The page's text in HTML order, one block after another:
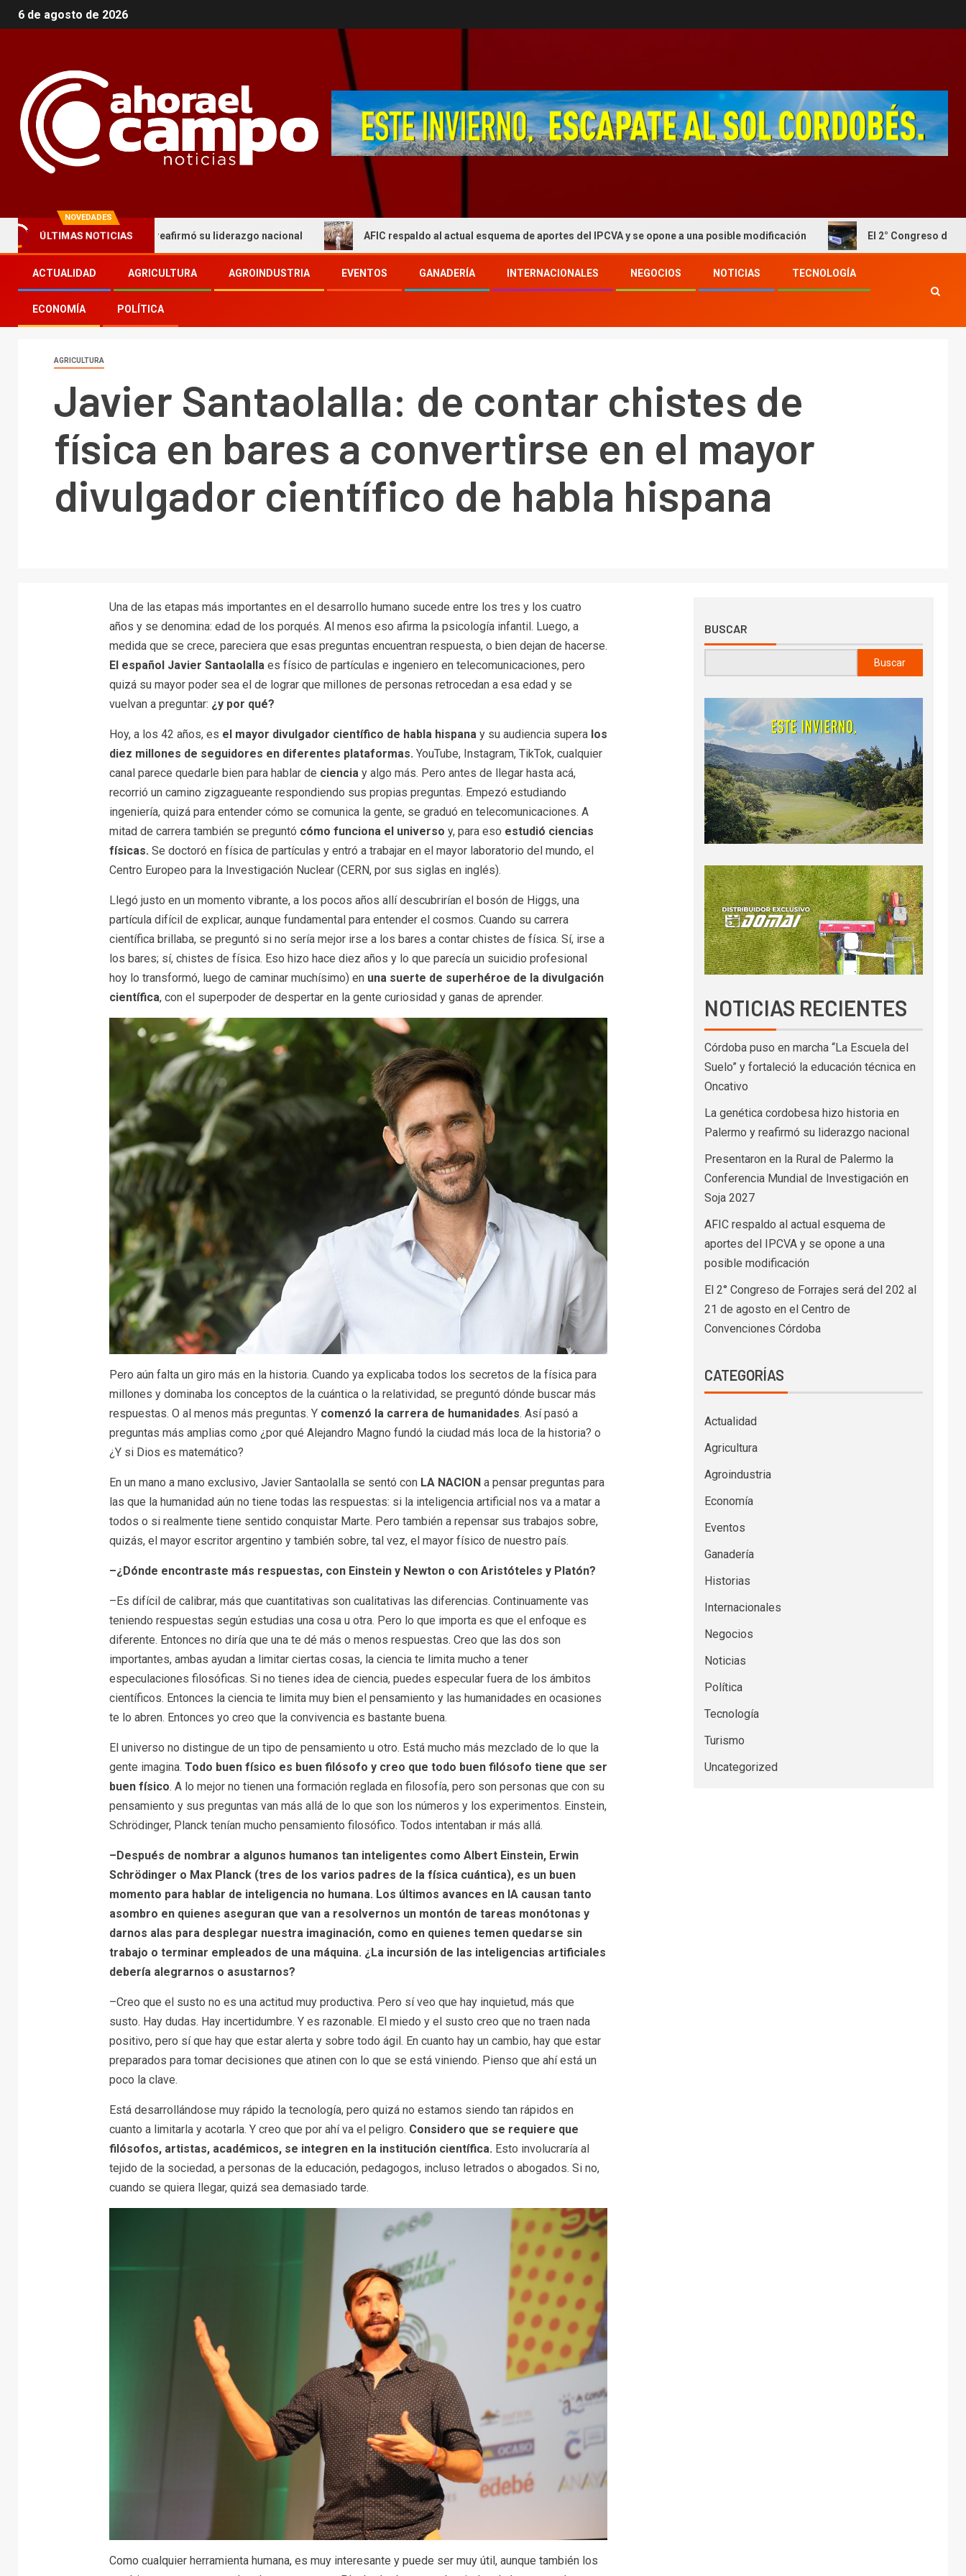
6 de agosto de 2026
NOVEDADES
ÚLTIMAS NOTICIAS
en Palermo y reafirmó su liderazgo nacional AFIC respaldo al actual esquema de aportes del IPCVA y se opone a una posible modificación El 2° Congreso de Forrajes
ACTUALIDAD AGRICULTURA AGROINDUSTRIA EVENTOS GANADERÍA INTERNACIONALES NEGOCIOS NOTICIAS TECNOLOGÍA
ECONOMÍA POLÍTICA
AGRICULTURA
Javier Santaolalla: de contar chistes de
física en bares a convertirse en el mayor
divulgador científico de habla hispana
Una de las etapas más importantes en el desarrollo humano sucede entre los tres y los cuatro
años y se denomina: edad de los porqués. Al menos eso afirma la psicología infantil. Luego, a
medida que se crece, pareciera que esas preguntas encuentran respuesta, o bien dejan de hacerse.
El español Javier Santaolallaes físico de partículas e ingeniero en telecomunicaciones, pero
quizá su mayor poder sea el de lograr que millones de personas retrocedan a esa edad y se
vuelvan a preguntar: ¿y por qué?
Hoy, a los 42 años, es el mayor divulgador científico de habla hispanay su audiencia supera los
diez millones de seguidores en diferentes plataformas. YouTube, Instagram, TikTok, cualquier
canal parece quedarle bien para hablar de cienciay algo más. Pero antes de llegar hasta acá,
recorrió un camino zigzagueante respondiendo sus propias preguntas. Empezó estudiando
ingeniería, quizá para entender cómo se comunica la gente, se graduó en telecomunicaciones. A
mitad de carrera también se preguntó cómo funciona el universo y, para eso estudió ciencias
físicas. Se doctoró en física de partículas y entró a trabajar en el mayor laboratorio del mundo, el
Centro Europeo para la Investigación Nuclear (CERN, por sus siglas en inglés).
Llegó justo en un momento vibrante, a los pocos años allí descubrirían el bosón de Higgs, una
partícula difícil de explicar, aunque fundamental para entender el cosmos. Cuando su carrera
científica brillaba, se preguntó si no sería mejor irse a los bares a contar chistes de física. Sí, irse a
los bares; sí, chistes de física. Eso hizo hace diez años y lo que parecía un suicidio profesional
hoy lo transformó, luego de caminar muchísimo) en una suerte de superhéroe de la divulgación
científica, con el superpoder de despertar en la gente curiosidad y ganas de aprender.
Pero aún falta un giro más en la historia. Cuando ya explicaba todos los secretos de la física para
millones y dominaba los conceptos de la cuántica o la relatividad, se preguntó dónde buscar más
respuestas. O al menos más preguntas. Y comenzó la carrera de humanidades. Así pasó a
preguntas más amplias como ¿por qué Alejandro Magno fundó la ciudad más loca de la historia? o
¿Y si Dios es matemático?
En un mano a mano exclusivo, Javier Santaolalla se sentó con LA NACION a pensar preguntas para
las que la humanidad aún no tiene todas las respuestas: si la inteligencia artificial nos va a matar a
todos o si realmente tiene sentido conquistar Marte. Pero también a repensar sus trabajos sobre,
quizás, el mayor escritor argentino y también sobre, tal vez, el mayor físico de nuestro país.
–¿Dónde encontraste más respuestas, con Einstein y Newton o con Aristóteles y Platón?
–Es difícil de calibrar, más que cuantitativas son cualitativas las diferencias. Continuamente vas
teniendo respuestas según estudias una cosa u otra. Pero lo que importa es que el enfoque es
diferente. Entonces no diría que una te dé más o menos respuestas. Creo que las dos son
importantes, ambas ayudan a limitar ciertas cosas, la ciencia te limita mucho a tener
especulaciones filosóficas. Si no tienes idea de ciencia, puedes especular fuera de los ámbitos
científicos. Entonces la ciencia te limita muy bien el pensamiento y las humanidades en ocasiones
te lo abren. Entonces yo creo que la convivencia es bastante buena.
El universo no distingue de un tipo de pensamiento u otro. Está mucho más mezclado de lo que la
gente imagina. Todo buen físico es buen filósofo y creo que todo buen filósofo tiene que ser
buen físico. A lo mejor no tienen una formación reglada en filosofía, pero son personas que con su
pensamiento y sus preguntas van más allá de lo que son los números y los experimentos. Einstein,
Schrödinger, Planck tenían mucho pensamiento filosófico. Todos intentaban ir más allá.
–Después de nombrar a algunos humanos tan inteligentes como Albert Einstein, Erwin
Schrödinger o Max Planck (tres de los varios padres de la física cuántica), es un buen
momento para hablar de inteligencia no humana. Los últimos avances en IA causan tanto
asombro en quienes aseguran que van a resolvernos un montón de tareas monótonas y
darnos alas para desplegar nuestra imaginación, como en quienes temen quedarse sin
trabajo o terminar empleados de una máquina. ¿La incursión de las inteligencias artificiales
debería alegrarnos o asustarnos?
–Creo que el susto no es una actitud muy productiva. Pero sí veo que hay inquietud, más que
susto. Hay dudas. Hay incertidumbre. Y es razonable. El miedo y el susto creo que no traen nada
positivo, pero sí que hay que estar alerta y sobre todo ágil. En cuanto hay un cambio, hay que estar
preparados para tomar decisiones que atinen con lo que se está viniendo. Pienso que ahí está un
poco la clave.
Está desarrollándose muy rápido la tecnología, pero quizá no estamos siendo tan rápidos en
cuanto a limitarla y acotarla. Y creo que por ahí va el peligro. Considero que se requiere que
filósofos, artistas, académicos, se integren en la institución científica. Esto involucraría al
tejido de la sociedad, a personas de la educación, pedagogos, incluso letrados o abogados. Si no,
cuando se quiera llegar, quizá sea demasiado tarde.
Como cualquier herramienta humana, es muy interesante y puede ser muy útil, aunque también los
BUSCAR
Buscar
NOTICIAS RECIENTES
Córdoba puso en marcha “La Escuela del
Suelo” y fortaleció la educación técnica en
Oncativo
La genética cordobesa hizo historia en
Palermo y reafirmó su liderazgo nacional
Presentaron en la Rural de Palermo la
Conferencia Mundial de Investigación en
Soja 2027
AFIC respaldo al actual esquema de
aportes del IPCVA y se opone a una
posible modificación
El 2° Congreso de Forrajes será del 202 al
21 de agosto en el Centro de
Convenciones Córdoba
CATEGORÍAS
Actualidad
Agricultura
Agroindustria
Economía
Eventos
Ganadería
Historias
Internacionales
Negocios
Noticias
Política
Tecnología
Turismo
Uncategorized